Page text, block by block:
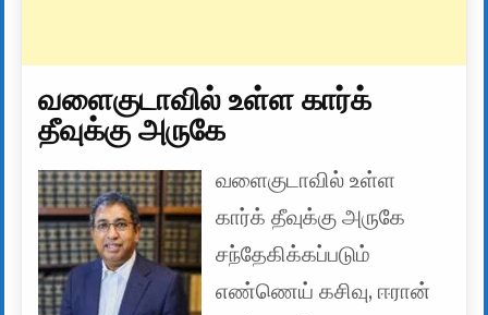
வளைகுடாவில் உள்ள கார்க்
தீவுக்கு அருகே
வளைகுடாவில் உள்ள
கார்க் தீவுக்கு அருகே
சந்தேகிக்கப்படும்
எண்ணெய் கசிவு, ஈரான்